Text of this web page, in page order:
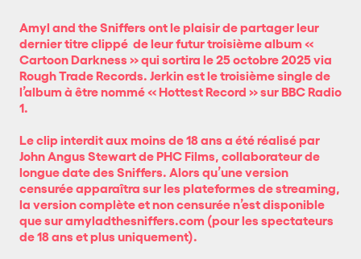
Amyl and the Sniffers ont le plaisir de partager leur
dernier titre clippé de leur futur troisième album «
Cartoon Darkness » qui sortira le 25 octobre 2025 via
Rough Trade Records. Jerkin est le troisième single de
l’album à être nommé « Hottest Record » sur BBC Radio
1.
Le clip interdit aux moins de 18 ans a été réalisé par
John Angus Stewart de PHC Films, collaborateur de
longue date des Sniffers. Alors qu’une version
censurée apparaîtra sur les plateformes de streaming,
la version complète et non censurée n’est disponible
que sur amyladthesniffers.com (pour les spectateurs
de 18 ans et plus uniquement).